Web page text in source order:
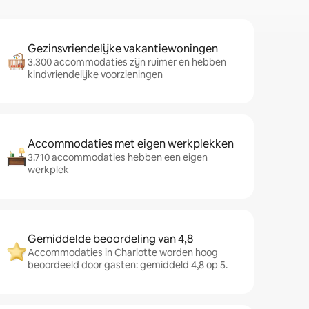
Gezinsvriendelijke vakantiewoningen
3.300 accommodaties zijn ruimer en hebben
kindvriendelijke voorzieningen
Accommodaties met eigen werkplekken
3.710 accommodaties hebben een eigen
werkplek
Gemiddelde beoordeling van 4,8
Accommodaties in Charlotte worden hoog
beoordeeld door gasten: gemiddeld 4,8 op 5.